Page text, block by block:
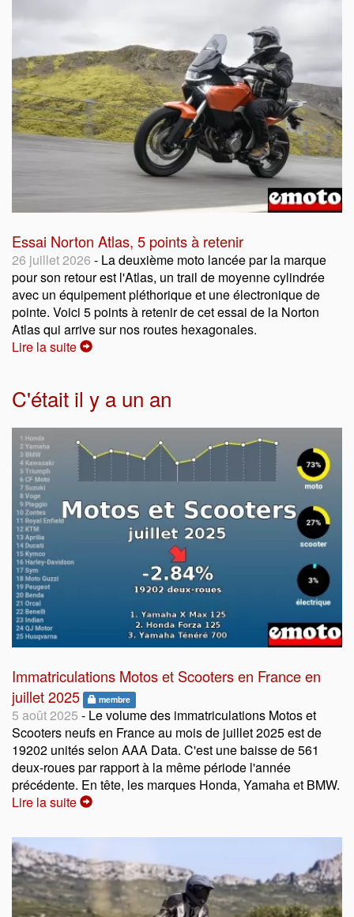
Essai Norton Atlas, 5 points à retenir
26 juillet 2026 - La deuxième moto lancée par la marque
pour son retour est l'Atlas, un trail de moyenne cylindrée
avec un équipement pléthorique et une électronique de
pointe. Voici 5 points à retenir de cet essai de la Norton
Atlas qui arrive sur nos routes hexagonales.
Lire la suite
C'était il y a un an
Immatriculations Motos et Scooters en France en
juillet 2025
membre
5 août 2025 - Le volume des immatriculations Motos et
Scooters neufs en France au mois de juillet 2025 est de
19202 unités selon AAA Data. C'est une baisse de 561
deux-roues par rapport à la même période l'année
précédente. En tête, les marques Honda, Yamaha et BMW.
Lire la suite